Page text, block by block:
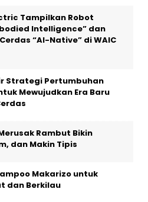
Tampilkan Robot
Intelligence” dan
“AI-Native” di WAIC
Strategi Pertumbuhan
Mewujudkan Era Baru
Rambut Bikin
dan Makin Tipis
Makarizo untuk
dan Berkilau